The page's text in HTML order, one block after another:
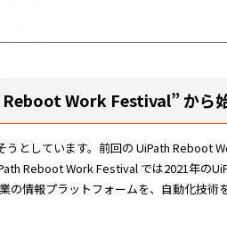
Work Festival” から
としています。前回の UiPath
Reboot Work Festival では2021年の
情報プラットフォームを、自動化技